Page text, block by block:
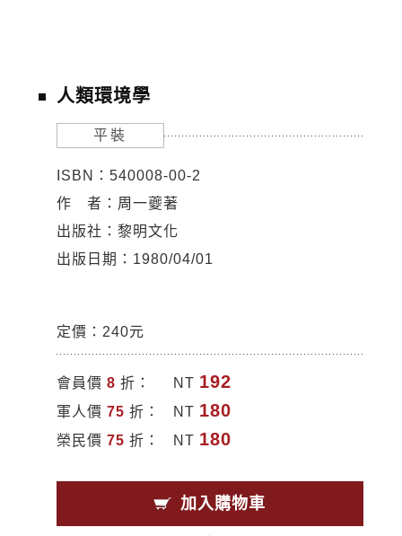
人類環境學
平裝
ISBN：540008-00-2
作 者：周一夔著
出版社：黎明文化
出版日期：1980/04/01
定價：240元
會員價 8 折： NT 192
軍人價 75 折： NT 180
榮民價 75 折： NT 180
加入購物車